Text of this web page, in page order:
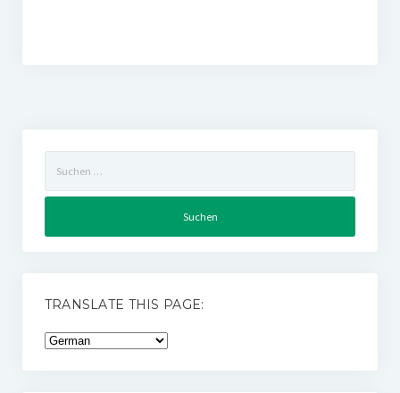
nach:
TRANSLATE THIS PAGE: